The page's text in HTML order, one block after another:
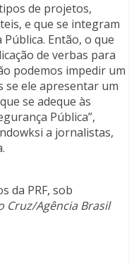
de projetos,
e que se integram
Então, o que
de verbas para
podemos impedir um
se ele apresentar um
se adeque às
Pública”,
a jornalistas,
da PRF, sob
Cruz/Agência Brasil